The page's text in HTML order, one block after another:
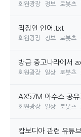
회원광장 정보 로봇츠
직장인 언어.txt
회원광장 정보 로봇츠
방금 중고나라에서
회원광장 일상 로봇츠
AX57M 아수스 공유
회원광장 일상 로봇츠
캄보디아 관련 유튜